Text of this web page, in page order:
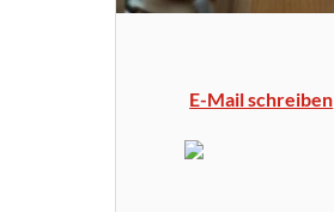
E-Mail schreiben